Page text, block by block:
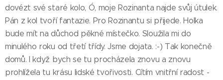
dovézt své staré kolo, Ó, moje Rozinanta najde svůj útulek.
Pán z kol tvoří fantazie. Pro Rozinantu si přijede. Holka
bude mít na důchod pěkné místečko. Sloužila mi do
minulého roku od třetí třídy. Jsme dojata. :-) Tak konečně
domů. I když bych se tu procházela znovu a znovu
prohlížela tu krásu lidské tvořivosti. Cítím vnitřní radost -